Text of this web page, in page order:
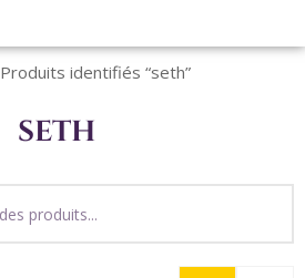
Produits identifiés “seth”
seth